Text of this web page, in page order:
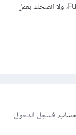
المواقع التي كنت اعمل عليها كلها كانت Full-Stack، ولا انصحك بعمل
فسجل الدخول